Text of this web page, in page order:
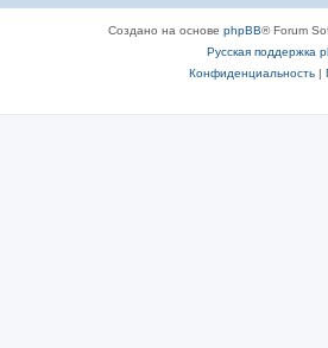
Создано на основе phpBB® Forum
Русская поддержка
Конфиденциальность|